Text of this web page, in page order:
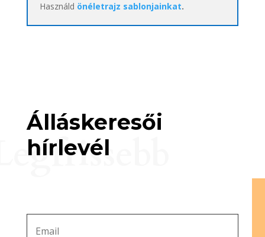
Használd önéletrajz sablonjainkat.
Álláskeresői
hírlevél